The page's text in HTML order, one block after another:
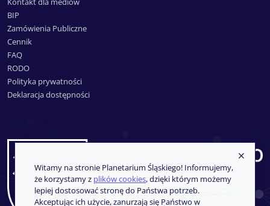
BIP
Zamówienia Publiczne
Cennik
FAQ
RODO
Polityka prywatności
Deklaracja dostępności
Witamy na stronie Planetarium Śląskiego! Informujemy,
że korzystamy z plików cookies, dzięki którym możemy
lepiej dostosować stronę do Państwa potrzeb.
Akceptując ich użycie, zanurzają się Państwo w